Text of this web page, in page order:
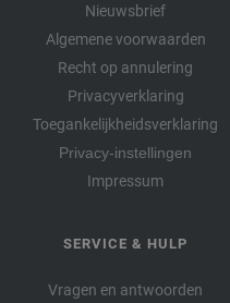
Nieuwsbrief
Algemene voorwaarden
Recht op annulering
Privacyverklaring
Toegankelijkheidsverklaring
Privacy-instellingen
Impressum
SERVICE & HULP
Vragen en antwoorden